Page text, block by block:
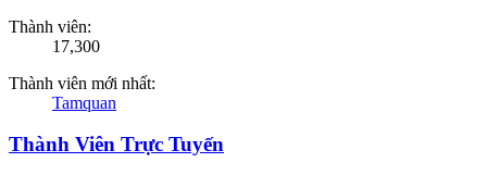
Thành viên:
17,300
Thành viên mới nhất:
Tamquan
Thành Viên Trực Tuyến